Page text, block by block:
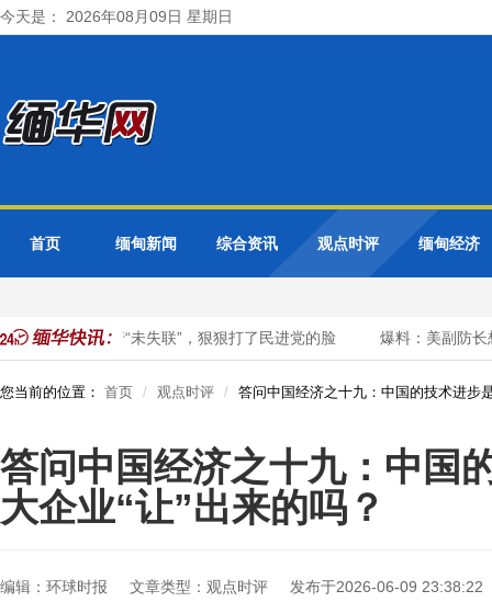
今天是： 2026年08月09日 星期日
首页 缅甸新闻 综合资讯 观点时评 缅甸经济
陈佩琪大陆行“未失联”，狠狠打了民进党的脸 爆料：美副防长想
您当前的位置： 首页 观点时评 答问中国经济之十九：中国的技术进步
答问中国经济之十九：中国
大企业“让”出来的吗？
编辑：环球时报 文章类型：观点时评 发布于2026-06-09 23:38:22